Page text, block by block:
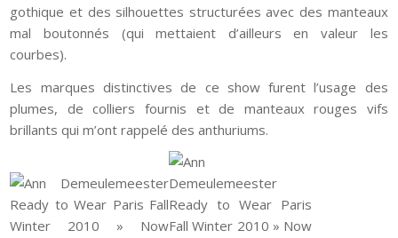
gothique et des silhouettes structurées avec des manteaux
mal boutonnés (qui mettaient d’ailleurs en valeur les
courbes).
Les marques distinctives de ce show furent l’usage des
plumes, de colliers fournis et de manteaux rouges vifs
brillants qui m’ont rappelé des anthuriums.